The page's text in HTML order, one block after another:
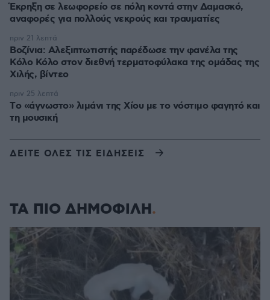
Έκρηξη σε λεωφορείο σε πόλη κοντά στην Δαμασκό,
αναφορές για πολλούς νεκρούς και τραυματίες
Βοζίνια: Αλεξιπτωτιστής παρέδωσε την φανέλα της
Κόλο Κόλο στον διεθνή τερματοφύλακα της ομάδας της
Χιλής, βίντεο
πριν 21 λεπτά
Tο «άγνωστο» λιμάνι της Χίου με το νόστιμο φαγητό και
τη μουσική
πριν 25 λεπτά
ΔΕΙΤΕ ΟΛΕΣ ΤΙΣ ΕΙΔΗΣΕΙΣ
ΤΑ ΠΙΟ ΔΗΜΟΦΙΛΗ